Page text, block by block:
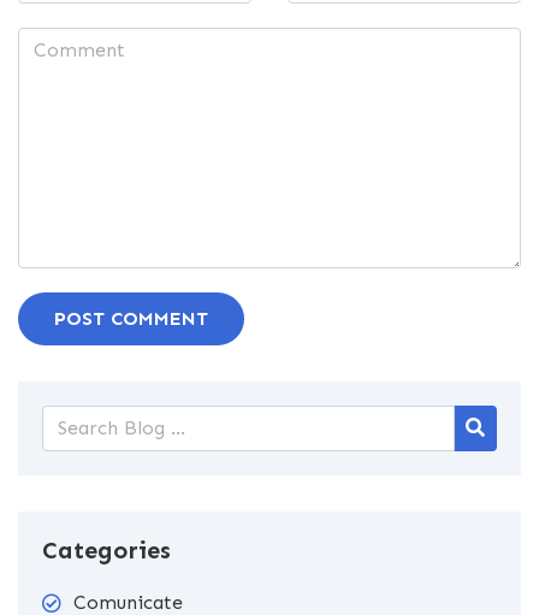
POST COMMENT
Categories
Comunicate